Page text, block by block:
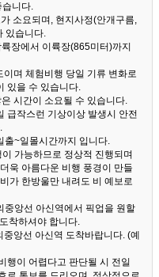
습니다.
소요되며, 현지사정(안개구름,
있습니다.
장에서 이륙장(865미터)까지
며 체험비행 당일 기류 변화로
있을 수 있습니다.
시간이 소요될 수 있습니다.
급작스런 기상이상 발생시 안전
출~일몰시간까지 입니다.
가능하므로 정상적 진행되며
욱 아름다운 비행 풍경이 만들
가 한방울만 내려도 비 예보로
중앙선 아신역에서 픽업을 원할
착하셔야 합니다.
앙선 아신역 도착바랍니다. (예
행이 어렵다고 판단될 시 전일